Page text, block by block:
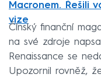
Macronem. Řešili
vize
Čínský finanční
na své zdroje
Renaissance se
Upozornil rovněž,